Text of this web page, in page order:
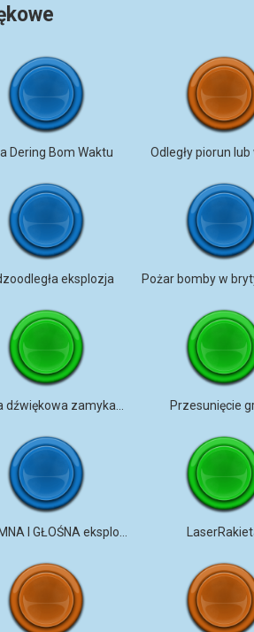
Dering Bom Waktu Odległy piorun
eksplozja
Przesunięcie